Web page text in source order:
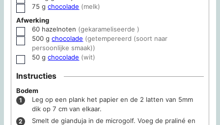
▢
75 g chocolade (melk)
Afwerking
▢
60 hazelnoten (gekarameliseerde )
▢
500 g chocolade (getempereerd (soort naar
persoonlijke smaak))
▢
50 g chocolade (wit)
Instructies
Bodem
Leg op een plank het papier en de 2 latten van 5mm
dik op 7 cm van elkaar.
Smelt de gianduja in de microgolf. Voeg de praliné en